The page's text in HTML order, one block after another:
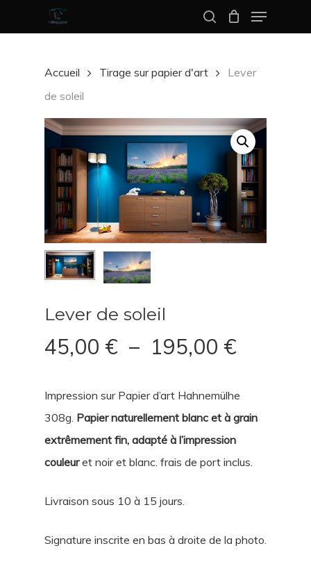
to
search
Menu
Accueil Tirage sur papier d'art
Lever
de soleil
Lever de soleil
45,00 € – 195,00 €
prix :
45,00 €
à
Impression sur Papier d’art Hahnemülhe
308g. Papier naturellement blanc et à grain
extrêmement fin, adapté à l’impression
couleur et noir et blanc. frais de port inclus.
Livraison sous 10 à 15 jours.
Signature inscrite en bas à droite de la photo.